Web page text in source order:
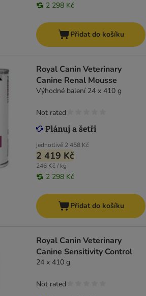
2 298 Kč
Přidat do košíku
Royal Canin Veterinary
Canine Renal Mousse
Výhodné balení 24 x 410 g
jednotlivě 2 458 Kč
2 419 Kč
246 Kč / kg
2 298 Kč
Not rated
Přidat do košíku
Royal Canin Veterinary
Canine Sensitivity Control
24 x 410 g
Not rated